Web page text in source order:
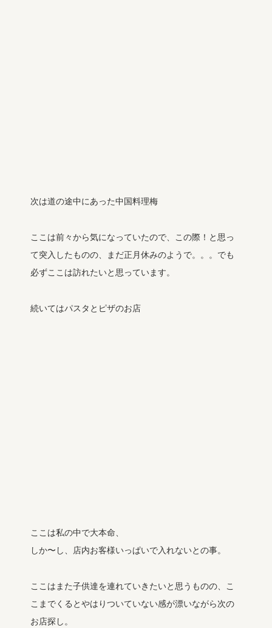
次は道の途中にあった中国料理梅
ここは前々から気になっていたので、この際！と思っ
て突入したものの、まだ正月休みのようで。。。でも
必ずここは訪れたいと思っています。
続いてはパスタとピザのお店
ここは私の中で大本命、
しか〜し、店内お客様いっぱいで入れないとの事。
ここはまた子供達を連れていきたいと思うものの、こ
こまでくるとやはりついていない感が漂いながら次の
お店探し。